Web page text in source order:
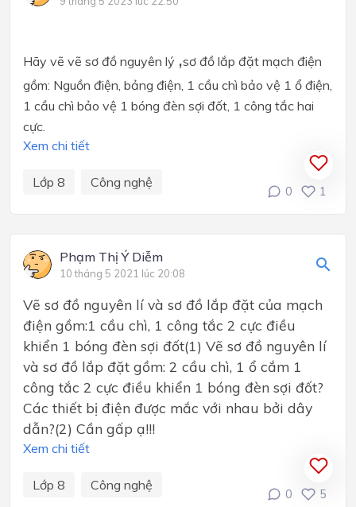
Hãy vẽ vẽ sơ đồ nguyên lý ,sơ đồ lắp đặt mạch điện
gồm: Nguồn điện, bảng điện, 1 cầu chì bảo vệ 1 ổ điện,
1 cầu chì bảo vệ 1 bóng đèn sợi đốt, 1 công tắc hai
cực.
Xem chi tiết
Lớp 8 Công nghệ
0 1
Phạm Thị Ý Diễm
10 tháng 5 2021 lúc 20:08
Vẽ sơ đồ nguyên lí và sơ đồ lắp đặt của mạch
điện gồm:1 cầu chì, 1 công tắc 2 cực điều
khiển 1 bóng đèn sợi đốt(1) Vẽ sơ đồ nguyên lí
và sơ đồ lắp đặt gồm: 2 cầu chì, 1 ổ cắm 1
công tắc 2 cực điều khiển 1 bóng đèn sợi đốt?
Các thiết bị điện được mắc với nhau bởi dây
dẫn?(2) Cần gấp ạ!!!
Xem chi tiết
Lớp 8 Công nghệ
0 5